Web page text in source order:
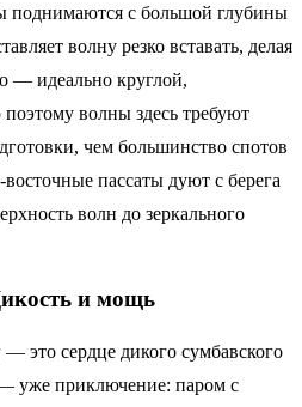
поднимаются с большой глубины
волну резко вставать, делая
— идеально круглой,
волны здесь требуют
чем большинство спотов
пассаты дуют с берега
волн до зеркального
и мощь
это сердце дикого сумбавского
уже приключение: паром с